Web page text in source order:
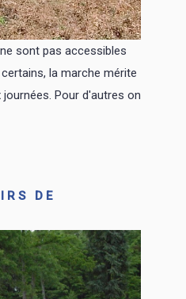
sont pas accessibles
la marche mérite
Pour d'autres on
DE